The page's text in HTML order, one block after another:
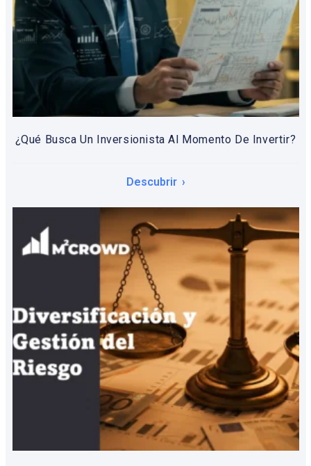
¿Qué Busca Un Inversionista Al Momento De Invertir?
Descubrir